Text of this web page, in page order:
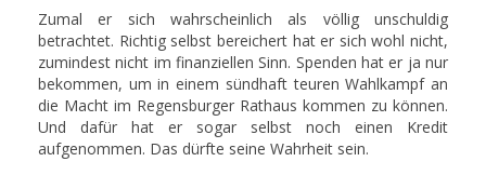
Zumal er sich wahrscheinlich als völlig unschuldig
betrachtet. Richtig selbst bereichert hat er sich wohl nicht,
zumindest nicht im finanziellen Sinn. Spenden hat er ja nur
bekommen, um in einem sündhaft teuren Wahlkampf an
die Macht im Regensburger Rathaus kommen zu können.
Und dafür hat er sogar selbst noch einen Kredit
aufgenommen. Das dürfte seine Wahrheit sein.